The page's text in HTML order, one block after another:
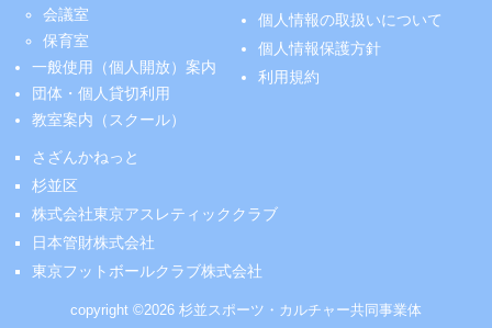
会議室
保育室
一般使用（個人開放）案内
団体・個人貸切利用
教室案内（スクール）
個人情報の取扱いについて
個人情報保護方針
利用規約
さざんかねっと
杉並区
株式会社東京アスレティッククラブ
日本管財株式会社
東京フットボールクラブ株式会社
copyright ©2026 杉並スポーツ・カルチャー共同事業体